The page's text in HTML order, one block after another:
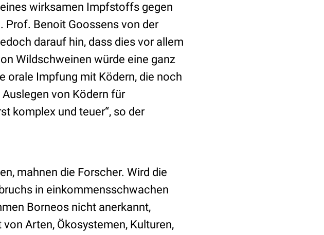
wirksamen Impfstoffs gegen
Prof. Benoit Goossens von der
darauf hin, dass dies vor allem
Wildschweinen würde eine ganz
orale Impfung mit Ködern, die noch
von Ködern für
komplex und teuer“, so der
mahnen die Forscher. Wird die
in einkommensschwachen
Borneos nicht anerkannt,
Arten, Ökosystemen, Kulturen,